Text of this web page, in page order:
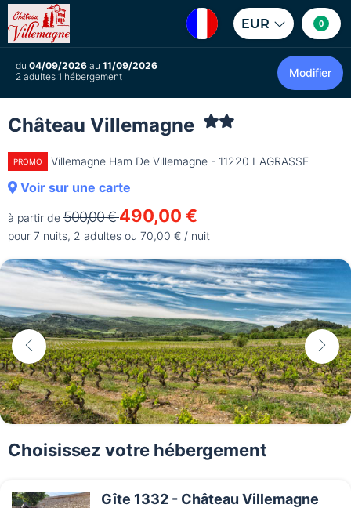
EUR 0
du 04/09/2026 au 11/09/2026
2 adultes 1 hébergement
Modifier
Château Villemagne
PROMO Villemagne Ham De Villemagne - 11220 LAGRASSE
Voir sur une carte
à partir de 500,00 €490,00 €
pour 7 nuits, 2 adultes ou 70,00 € / nuit
Choisissez votre hébergement
Gîte 1332 - Château Villemagne